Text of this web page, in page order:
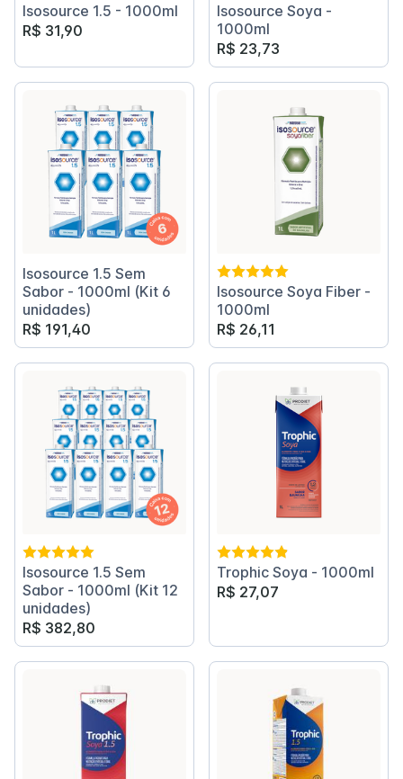
Isosource 1.5 - 1000ml
R$ 31,90
Isosource Soya -
1000ml
R$ 23,73
Isosource 1.5 Sem
Sabor - 1000ml (Kit 6
unidades)
R$ 191,40
Isosource Soya Fiber -
1000ml
R$ 26,11
Isosource 1.5 Sem
Sabor - 1000ml (Kit 12
unidades)
R$ 382,80
Trophic Soya - 1000ml
R$ 27,07